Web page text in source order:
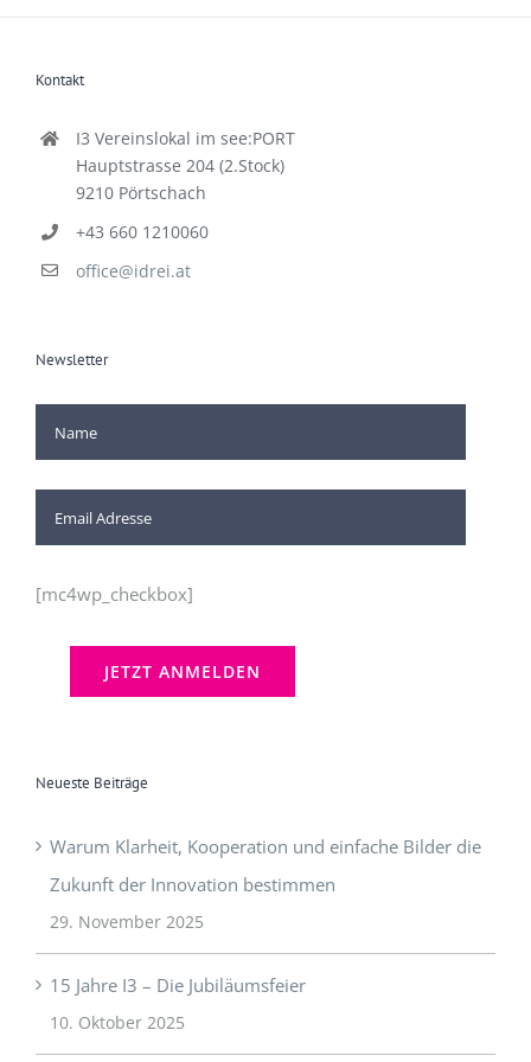
Kontakt
I3 Vereinslokal im see:PORT
Hauptstrasse 204 (2.Stock)
9210 Pörtschach
+43 660 1210060
office@idrei.at
Newsletter
[mc4wp_checkbox]
Neueste Beiträge
Warum Klarheit, Kooperation und einfache Bilder die
Zukunft der Innovation bestimmen
29. November 2025
15 Jahre I3 – Die Jubiläumsfeier
10. Oktober 2025